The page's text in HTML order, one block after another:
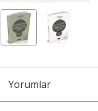
Yorumlar